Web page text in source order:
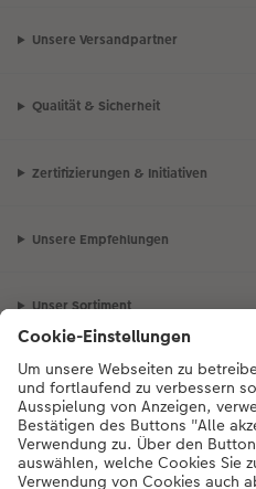
Unsere Versandpartner
Qualität & Sicherheit
Zertifizierungen & Initiativen
Unsere Empfehlungen
Unser Sortiment
Service
Mehr zum CEWE Fotoservice